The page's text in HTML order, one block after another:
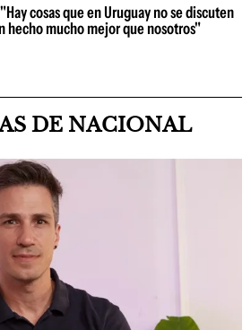
cosas que en Uruguay no se discuten
hecho mucho mejor que nosotros"
DE NACIONAL